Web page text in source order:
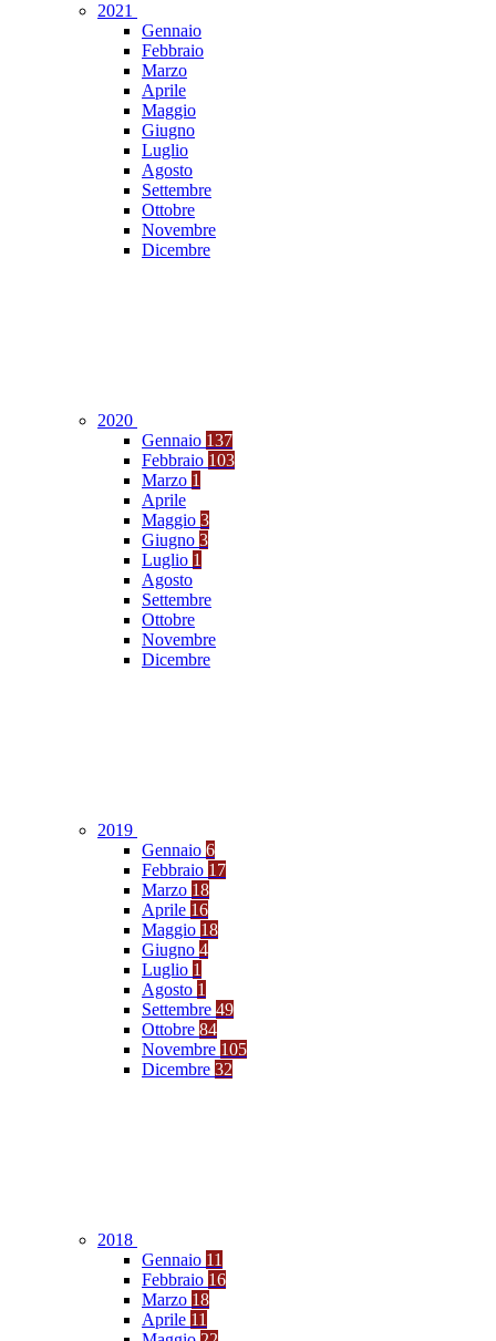
2021
Gennaio
Febbraio
Marzo
Aprile
Maggio
Giugno
Luglio
Agosto
Settembre
Ottobre
Novembre
Dicembre
2020
Gennaio 137
Febbraio 103
Marzo 1
Aprile
Maggio 3
Giugno 3
Luglio 1
Agosto
Settembre
Ottobre
Novembre
Dicembre
2019
Gennaio 6
Febbraio 17
Marzo 18
Aprile 16
Maggio 18
Giugno 4
Luglio 1
Agosto 1
Settembre 49
Ottobre 84
Novembre 105
Dicembre 32
2018
Gennaio 11
Febbraio 16
Marzo 18
Aprile 11